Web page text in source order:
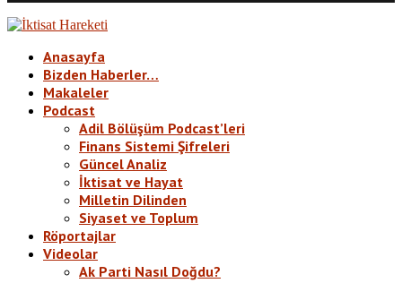
Anasayfa
Bizden Haberler…
Makaleler
Podcast
Adil Bölüşüm Podcast’leri
Finans Sistemi Şifreleri
Güncel Analiz
İktisat ve Hayat
Milletin Dilinden
Siyaset ve Toplum
Röportajlar
Videolar
Ak Parti Nasıl Doğdu?